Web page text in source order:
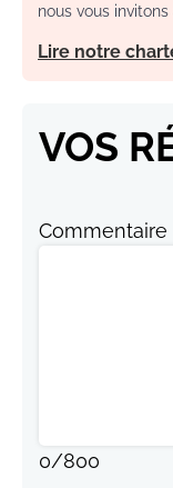
nous vous
Lire notre
VOS
Commentaire
0/800